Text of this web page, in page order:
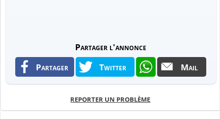
Partager l'annonce
Partager Twitter Mail
REPORTER UN PROBLÈME